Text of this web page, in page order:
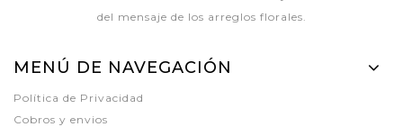
del mensaje de los arreglos florales.
MENÚ DE NAVEGACIÓN
Política de Privacidad
Cobros y envios